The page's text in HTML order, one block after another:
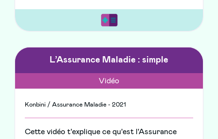
L’Assurance Maladie : simple
Vidéo
Konbini / Assurance Maladie - 2021
Cette vidéo t'explique ce qu'est l'Assurance